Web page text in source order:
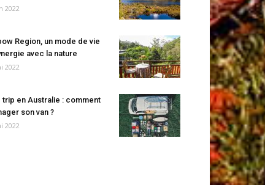
2022
Region, un mode de vie
avec la nature
2022
trip en Australie : comment
son van ?
2022